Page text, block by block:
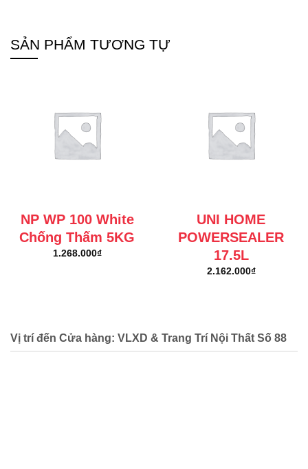
SẢN PHẨM TƯƠNG TỰ
NP WP 100 White
Chống Thấm 5KG
1.268.000₫
UNI HOME
POWERSEALER
17.5L
2.162.000₫
Vị trí đến Cửa hàng: VLXD & Trang Trí Nội Thất Số 88